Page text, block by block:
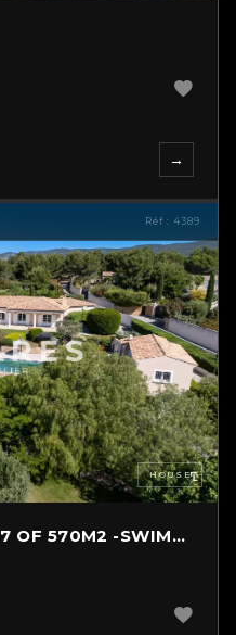
→
Réf : 4389
HOUSE
SUN AND SEA - VILLA T7 OF 570M2 -SWIMMING PO